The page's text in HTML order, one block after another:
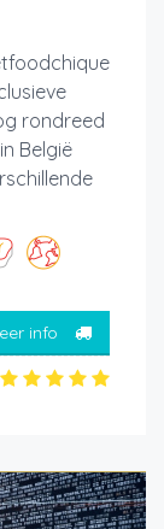
rondreed
België
info